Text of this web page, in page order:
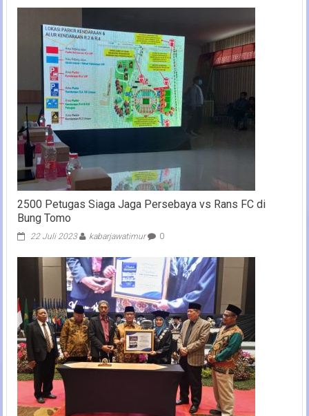
2500 Petugas Siaga Jaga Persebaya vs Rans FC di
Bung Tomo
22 Juli 2023 kabarjawatimur 0